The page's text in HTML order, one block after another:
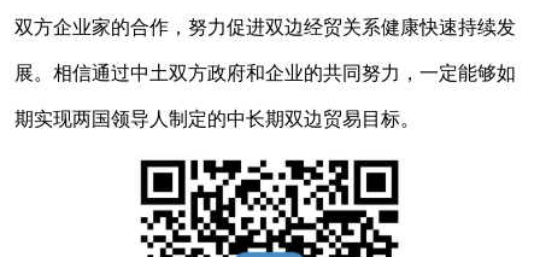
双方企业家的合作，努力促进双边经贸关系健康快速持续发
展。相信通过中土双方政府和企业的共同努力，一定能够如
期实现两国领导人制定的中长期双边贸易目标。